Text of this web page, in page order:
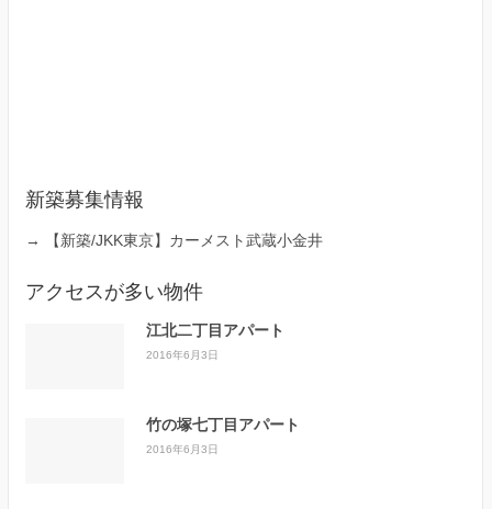
新築募集情報
→ 【新築/JKK東京】カーメスト武蔵小金井
アクセスが多い物件
江北二丁目アパート
2016年6月3日
竹の塚七丁目アパート
2016年6月3日